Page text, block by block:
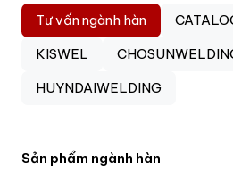
Tư vấn ngành hàn
KISWEL
HUYNDAIWELDING
Sản phẩm ngành hàn